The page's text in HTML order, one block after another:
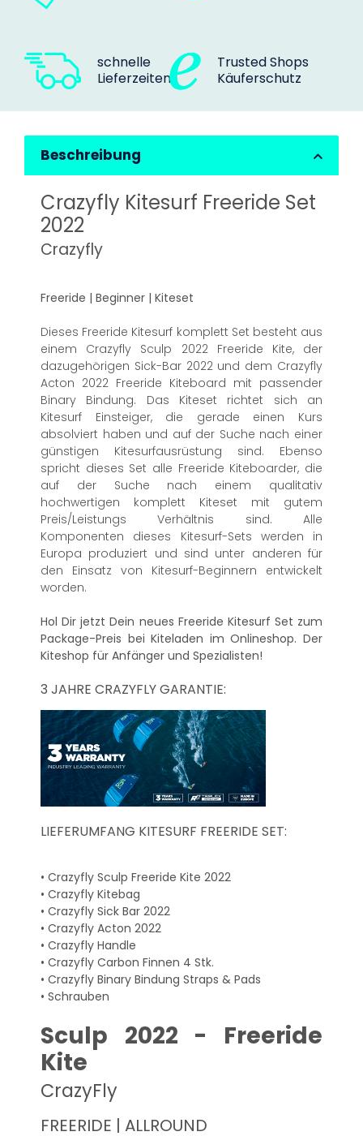
schnelle
Lieferzeiten
Trusted Shops
Käuferschutz
Beschreibung
Crazyfly Kitesurf Freeride Set
2022
Crazyfly
Freeride | Beginner | Kiteset
Dieses Freeride Kitesurf komplett Set besteht aus
einem Crazyfly Sculp 2022 Freeride Kite, der
dazugehörigen Sick-Bar 2022 und dem Crazyfly
Acton 2022 Freeride Kiteboard mit passender
Binary Bindung. Das Kiteset richtet sich an
Kitesurf Einsteiger, die gerade einen Kurs
absolviert haben und auf der Suche nach einer
günstigen Kitesurfausrüstung sind. Ebenso
spricht dieses Set alle Freeride Kiteboarder, die
auf der Suche nach einem qualitativ
hochwertigen komplett Kiteset mit gutem
Preis/Leistungs Verhältnis sind. Alle
Komponenten dieses Kitesurf-Sets werden in
Europa produziert und sind unter anderen für
den Einsatz von Kitesurf-Beginnern entwickelt
worden.
Hol Dir jetzt Dein neues Freeride Kitesurf Set zum
Package-Preis bei Kiteladen im Onlineshop. Der
Kiteshop für Anfänger und Spezialisten!
3 JAHRE CRAZYFLY GARANTIE:
LIEFERUMFANG KITESURF FREERIDE SET:
• Crazyfly Sculp Freeride Kite 2022
• Crazyfly Kitebag
• Crazyfly Sick Bar 2022
• Crazyfly Acton 2022
• Crazyfly Handle
• Crazyfly Carbon Finnen 4 Stk.
• Crazyfly Binary Bindung Straps & Pads
• Schrauben
Sculp 2022 - Freeride
Kite
CrazyFly
FREERIDE | ALLROUND